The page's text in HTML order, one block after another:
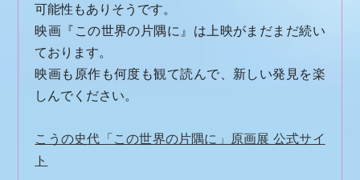
可能性もありそうです。
映画『この世界の片隅に』は上映がまだまだ続い
ております。
映画も原作も何度も観て読んで、新しい発見を楽
しんでください。
こうの史代「この世界の片隅に」原画展 公式サイ
ト